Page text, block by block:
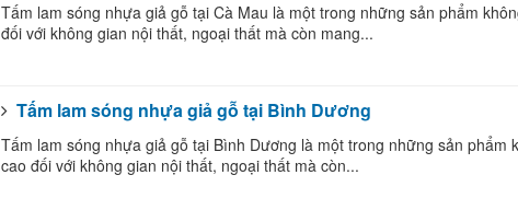
Tấm lam sóng nhựa giả gỗ tại Cà Mau là một trong những sản phẩm
đối với không gian nội thất, ngoại thất mà còn mang...
Tấm lam sóng nhựa giả gỗ tại Bình Dương
Tấm lam sóng nhựa giả gỗ tại Bình Dương là một trong những sản phẩm
cao đối với không gian nội thất, ngoại thất mà còn...